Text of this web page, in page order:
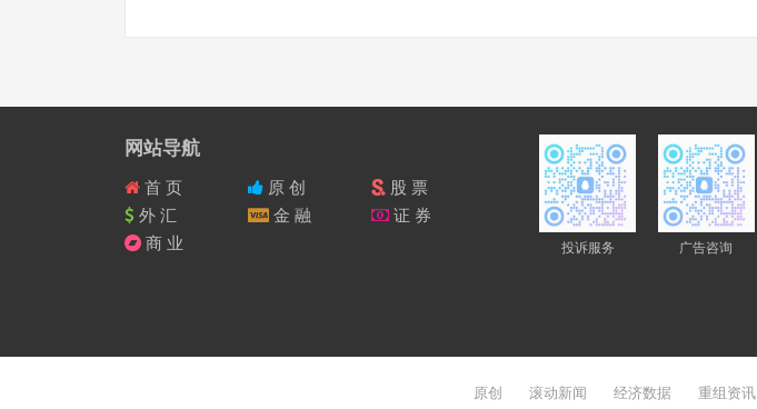
网站导航
首 页 原 创
股 票
外 汇
金 融
证 券
商 业
投诉服务 广告咨询
原创 滚动新闻 经济数据 重组资讯